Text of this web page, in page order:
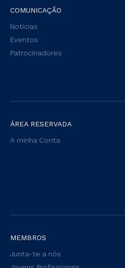
COMUNICAÇÃO
Notícias
Eventos
Patrocinadores
ÁREA RESERVADA
A minha Conta
MEMBROS
Junta-te a nós